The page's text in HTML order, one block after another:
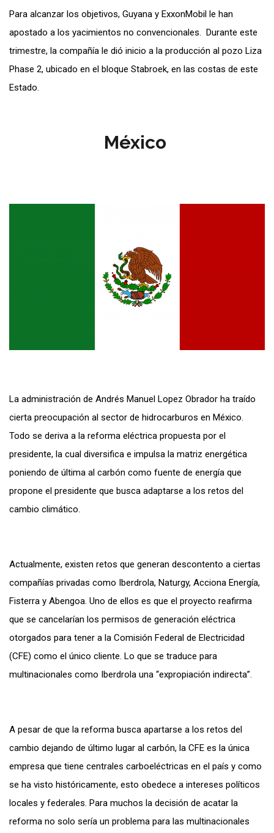
Para alcanzar los objetivos, Guyana y ExxonMobil le han
apostado a los yacimientos no convencionales. Durante este
trimestre, la compañía le dió inicio a la producción al pozo Liza
Phase 2, ubicado en el bloque Stabroek, en las costas de este
Estado.
México
La administración de Andrés Manuel Lopez Obrador ha traído
cierta preocupación al sector de hidrocarburos en México.
Todo se deriva a la reforma eléctrica propuesta por el
presidente, la cual diversifica e impulsa la matriz energética
poniendo de última al carbón como fuente de energía que
propone el presidente que busca adaptarse a los retos del
cambio climático.
Actualmente, existen retos que generan descontento a ciertas
compañías privadas como Iberdrola, Naturgy, Acciona Energía,
Fisterra y Abengoa. Uno de ellos es que el proyecto reafirma
que se cancelarían los permisos de generación eléctrica
otorgados para tener a la Comisión Federal de Electricidad
(CFE) como el único cliente. Lo que se traduce para
multinacionales como Iberdrola una “expropiación indirecta”.
A pesar de que la reforma busca apartarse a los retos del
cambio dejando de último lugar al carbón, la CFE es la única
empresa que tiene centrales carboeléctricas en el país y como
se ha visto históricamente, esto obedece a intereses políticos
locales y federales. Para muchos la decisión de acatar la
reforma no solo sería un problema para las multinacionales